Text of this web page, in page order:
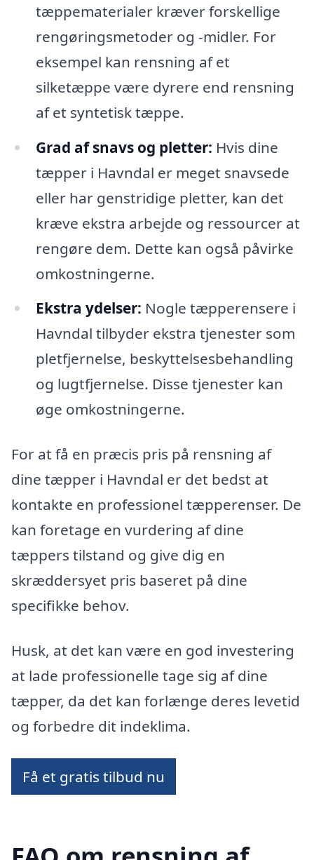
tæppematerialer kræver forskellige
rengøringsmetoder og -midler. For
eksempel kan rensning af et
silketæppe være dyrere end rensning
af et syntetisk tæppe.
Grad af snavs og pletter: Hvis dine
tæpper i Havndal er meget snavsede
eller har genstridige pletter, kan det
kræve ekstra arbejde og ressourcer at
rengøre dem. Dette kan også påvirke
omkostningerne.
Ekstra ydelser: Nogle tæpperensere i
Havndal tilbyder ekstra tjenester som
pletfjernelse, beskyttelsesbehandling
og lugtfjernelse. Disse tjenester kan
øge omkostningerne.
For at få en præcis pris på rensning af
dine tæpper i Havndal er det bedst at
kontakte en professionel tæpperenser. De
kan foretage en vurdering af dine
tæppers tilstand og give dig en
skræddersyet pris baseret på dine
specifikke behov.
Husk, at det kan være en god investering
at lade professionelle tage sig af dine
tæpper, da det kan forlænge deres levetid
og forbedre dit indeklima.
Få et gratis tilbud nu